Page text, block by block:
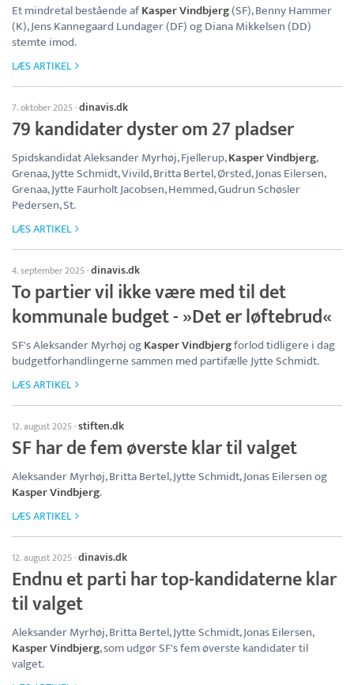
Et mindretal bestående afKasper Vindbjerg(SF), Benny Hammer
(K), Jens Kannegaard Lundager (DF) og Diana Mikkelsen (DD)
stemte imod.
LÆS ARTIKEL
7. oktober 2025·dinavis.dk
79 kandidater dyster om 27 pladser
Spidskandidat Aleksander Myrhøj, Fjellerup,Kasper Vindbjerg,
Grenaa, Jytte Schmidt, Vivild, Britta Bertel, Ørsted, Jonas Eilersen,
Grenaa, Jytte Faurholt Jacobsen, Hemmed, Gudrun Schøsler
Pedersen, St.
LÆS ARTIKEL
4. september 2025·dinavis.dk
To partier vil ikke være med til det
kommunale budget - »Det er løftebrud«
SF's Aleksander Myrhøj ogKasper Vindbjergforlod tidligere i dag
budgetforhandlingerne sammen med partifælle Jytte Schmidt.
LÆS ARTIKEL
12. august 2025·stiften.dk
SF har de fem øverste klar til valget
Aleksander Myrhøj, Britta Bertel, Jytte Schmidt, Jonas Eilersen og
Kasper Vindbjerg.
LÆS ARTIKEL
12. august 2025·dinavis.dk
Endnu et parti har top-kandidaterne klar
til valget
Aleksander Myrhøj, Britta Bertel, Jytte Schmidt, Jonas Eilersen,
Kasper Vindbjerg, som udgør SF's fem øverste kandidater til
valget.